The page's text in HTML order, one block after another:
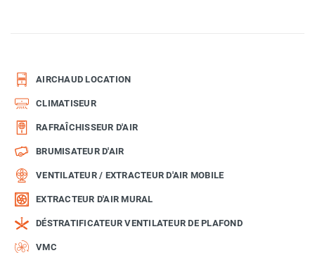
AIRCHAUD LOCATION
CLIMATISEUR
RAFRAÎCHISSEUR D'AIR
BRUMISATEUR D'AIR
VENTILATEUR / EXTRACTEUR D'AIR MOBILE
EXTRACTEUR D'AIR MURAL
DÉSTRATIFICATEUR VENTILATEUR DE PLAFOND
VMC